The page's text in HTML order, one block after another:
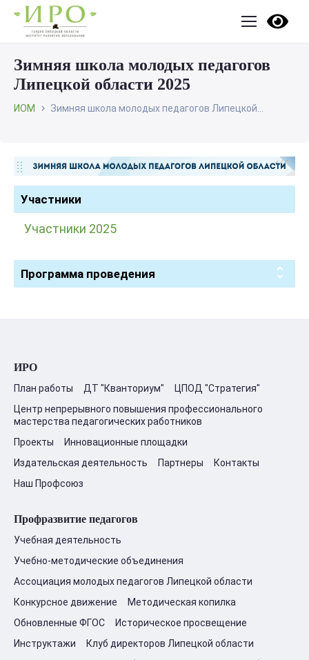
Зимняя школа молодых педагогов
Липецкой области 2025
ИОМ Зимняя школа молодых педагогов Липецкой...
Участники
Участники 2025
Программа проведения
ИРО
План работы ДТ "Кванториум"
ЦПОД "Стратегия"
Центр непрерывного повышения профессионального
мастерства педагогических работников
Проекты
Инновационные площадки
Издательская деятельность
Партнеры
Контакты
Наш Профсоюз
Профразвитие педагогов
Учебная деятельность
Учебно-методические объединения
Ассоциация молодых педагогов Липецкой области
Конкурсное движение
Методическая копилка
Обновленные ФГОС
Историческое просвещение
Инструктажи
Клуб директоров Липецкой области